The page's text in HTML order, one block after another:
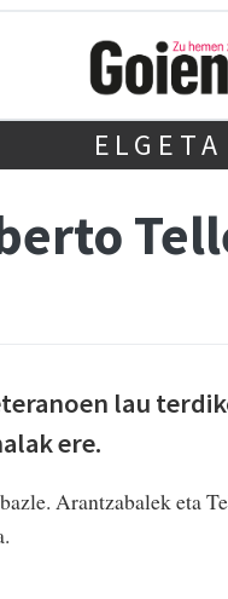
ELGETA
lau
ere.
Arantzabalek eta